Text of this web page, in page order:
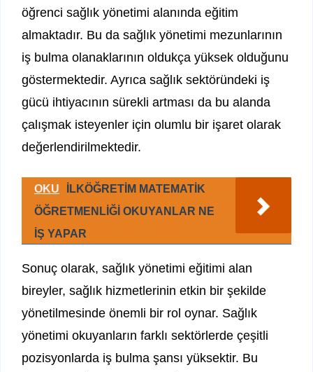
öğrenci sağlık yönetimi alanında eğitim
almaktadır. Bu da sağlık yönetimi mezunlarının
iş bulma olanaklarının oldukça yüksek olduğunu
göstermektedir. Ayrıca sağlık sektöründeki iş
gücü ihtiyacının sürekli artması da bu alanda
çalışmak isteyenler için olumlu bir işaret olarak
değerlendirilmektedir.
OKU
İLKÖĞRETİM MATEMATİK
ÖĞRETMENLİĞİ OKUYANLAR NE
İŞ YAPAR
Sonuç olarak, sağlık yönetimi eğitimi alan
bireyler, sağlık hizmetlerinin etkin bir şekilde
yönetilmesinde önemli bir rol oynar. Sağlık
yönetimi okuyanların farklı sektörlerde çeşitli
pozisyonlarda iş bulma şansı yüksektir. Bu